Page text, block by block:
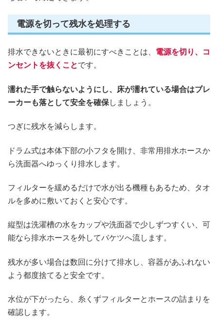
電源を切って残水を処理する
排水できないときに最初にすべきことは、 電源を切り、コ
ンセントを抜くことです。
濡れた手で触らないようにし、床が濡れている場合はブレ
ーカーも落として安全を確保しましょう。
つぎに残水を減らします。
ドラム式は本体下部の小フタを開け、非常用排水ホースか
ら洗面器へゆっくり排水します。
フィルターを緩めるだけで水が出る機種もあるため、タオ
ルを多めに敷いておくと安心です。
縦型は洗濯槽の水をカップや洗面器で少しずつすくい、可
能なら排水ホースを外してバケツへ流します。
残水が多い場合は数回に分けて排水し、容器があふれない
よう都度捨てると安全です。
水位が下がったら、糸くずフィルターとホースの詰まりを
確認します。